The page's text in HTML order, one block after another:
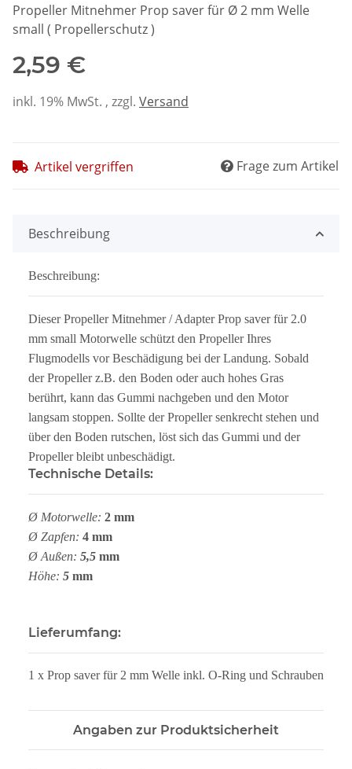
Propeller Mitnehmer Prop saver für Ø 2 mm Welle
small ( Propellerschutz )
2,59 €
inkl. 19% MwSt. , zzgl. Versand
Artikel vergriffen Frage zum Artikel
Beschreibung
Beschreibung:
Dieser Propeller Mitnehmer / Adapter Prop saver für 2.0
mm small Motorwelle schützt den Propeller Ihres
Flugmodells vor Beschädigung bei der Landung. Sobald
der Propeller z.B. den Boden oder auch hohes Gras
berührt, kann das Gummi nachgeben und den Motor
langsam stoppen. Sollte der Propeller senkrecht stehen und
über den Boden rutschen, löst sich das Gummi und der
Propeller bleibt unbeschädigt.
Technische Details:
Ø Motorwelle: 2 mm
Ø Zapfen: 4 mm
Ø Außen: 5,5 mm
Höhe: 5 mm
Lieferumfang:
1 x Prop saver für 2 mm Welle inkl. O-Ring und Schrauben
Angaben zur Produktsicherheit